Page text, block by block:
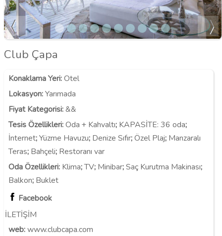
Club Çapa
Konaklama Yeri:Otel
Lokasyon:Yarımada
Fiyat Kategorisi:&&
Tesis Özellikleri:Oda + Kahvaltı; KAPASİTE: 36 oda;
İnternet;Yüzme Havuzu; Denize Sıfır;Özel Plaj; Manzaralı
Teras; Bahçeli; Restoranı var
Oda Özellikleri: Klima;TV; Minibar;Saç Kurutma Makinası;
Balkon; Buklet
Facebook
İLETİŞİM
web:www.clubcapa.com